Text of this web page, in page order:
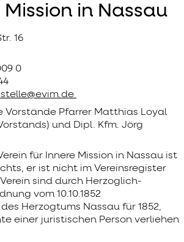
in Nassau
16
0
Vorstände Pfarrer Matthias Loyal
und Dipl. Kfm. Jörg
für Innere Mission in Nassau ist
er ist nicht im Vereinsregister
sind durch Herzoglich-
vom 10.10.1852
Herzogtums Nassau für 1852,
einer juristischen Person verliehen